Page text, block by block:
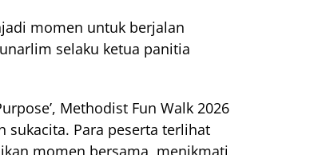
momen untuk berjalan
selaku ketua panitia
Methodist Fun Walk 2026
sukacita. Para peserta terlihat
momen bersama, menikmati